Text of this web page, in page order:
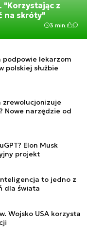
"Korzystając z
na skróty"
3 min.
lekarzom
polskiej służbie
Nowe narzędzie od
Elon Musk
projekt
to jedno z
dla świata
Wojsko USA korzysta